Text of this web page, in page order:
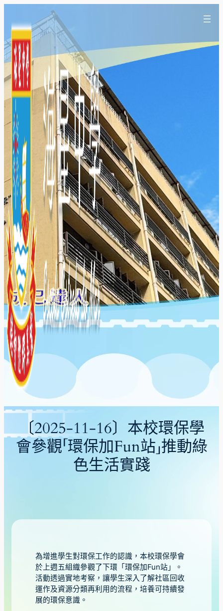
〔2025-11-16〕本校環保學
會參觀「環保加Fun站」推動綠
色生活實踐
為增進學生對環保工作的認識，本校環保學會
於上週五組織參觀了下環「環保加Fun站」。
活動透過實地考察，讓學生深入了解社區回收
運作及資源分類再利用的流程，培養可持續發
展的環保意識。